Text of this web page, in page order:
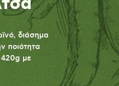
διάσημα
ποιότητα
420g με